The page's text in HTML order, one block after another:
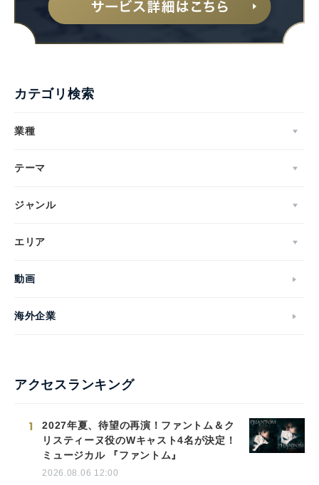
カテゴリ検索
業種
テーマ
ジャンル
エリア
動画
海外企業
アクセスランキング
1
2027年夏、待望の再演！ファントム＆ク
リスティーヌ役のWキャスト4名が決定！
ミュージカル 『ファントム』
2026.08.06 12:00